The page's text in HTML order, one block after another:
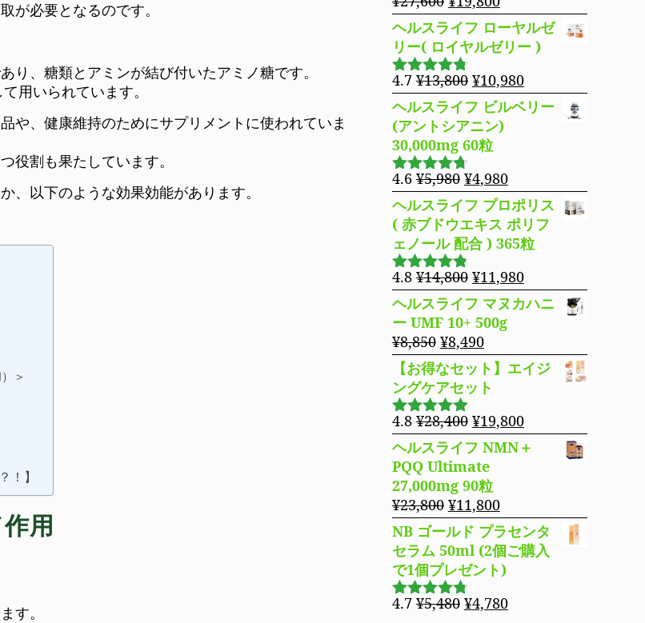
が必要となるのです。
り、糖類とアミンが結び付いたアミノ糖です。
用いられています。
や、健康維持のためにサプリメントに使われていま
役割も果たしています。
、以下のような効果効能があります。
＞
！】
用
す。
¥16,800
で
し
は
¥14,980
で
の
価
格
は
¥27,600
で
し
た。
在
の
価
格
は
¥19,800
で
ヘルスライフ ローヤルゼ
リー( ロイヤルゼリー )
5段階で
4.69 の評
価
4.7 ¥13,800 元
の
価
格
は
¥13,800
で
し
た。
¥10,980現
在
の
¥10,980
で
す。
ヘルスライフ ビルベリー
(アントシアニン)
30,000mg 60粒
5段階で
4.63 の評
価
4.6 ¥5,980 元
の
価
格
は
¥5,980
で
し
た。
¥4,980現
在
の
価
格
は
¥4,980
で
す。
ヘルスライフ プロポリス
( 赤ブドウエキス ポリフ
ェノール 配合 ) 365粒
5段階で
4.76 の評
価
4.8 ¥14,800 元
の
価
格
は
¥14,800
で
た。
¥11,980現
在
の
格
は
す。
ヘルスライフ マヌカハニ
ー UMF 10+ 500g
¥8,850 元
の
価
格
は
¥8,850
で
し
た。
¥8,490現
在
の
価
格
は
¥8,490
で
す。
【お得なセット】エイジ
ングケアセット
5段階で
4.83 の評
価
4.8 ¥28,400 元
の
価
格
は
¥28,400
で
し
た。
¥19,800現
在
の
は
¥19,800
で
ヘルスライフ NMN＋
PQQ Ultimate
27,000mg 90粒
¥23,800 元
の
価
格
は
¥23,800
¥11,800現
在
の
価
格
は
NB ゴールド プラセンタ
セラム 50ml (2個ご購入
で1個プレゼント)
5段階で
4.7 ¥5,480 元
¥4,780現